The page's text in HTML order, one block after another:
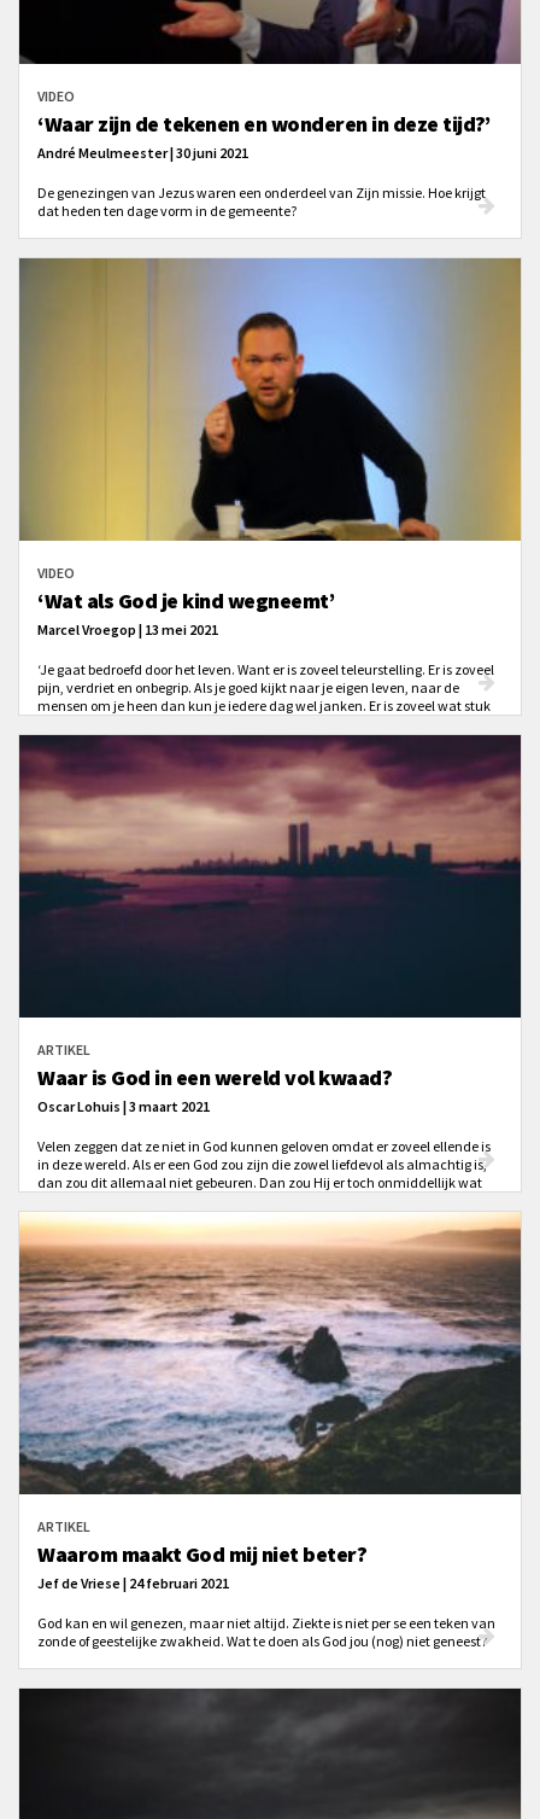
VIDEO
‘Waar zijn de tekenen en wonderen in deze tijd?’
André Meulmeester | 30 juni 2021
De genezingen van Jezus waren een onderdeel van Zijn missie. Hoe krijgt
dat heden ten dage vorm in de gemeente?
VIDEO
‘Wat als God je kind wegneemt’
Marcel Vroegop | 13 mei 2021
‘Je gaat bedroefd door het leven. Want er is zoveel teleurstelling. Er is zoveel
pijn, verdriet en onbegrip. Als je goed kijkt naar je eigen leven, naar de
mensen om je heen dan kun je iedere dag wel janken. Er is zoveel wat stuk
ARTIKEL
Waar is God in een wereld vol kwaad?
Oscar Lohuis | 3 maart 2021
Velen zeggen dat ze niet in God kunnen geloven omdat er zoveel ellende is
in deze wereld. Als er een God zou zijn die zowel liefdevol als almachtig is,
dan zou dit allemaal niet gebeuren. Dan zou Hij er toch onmiddellijk wat
ARTIKEL
Waarom maakt God mij niet beter?
Jef de Vriese | 24 februari 2021
God kan en wil genezen, maar niet altijd. Ziekte is niet per se een teken van
zonde of geestelijke zwakheid. Wat te doen als God jou (nog) niet geneest?